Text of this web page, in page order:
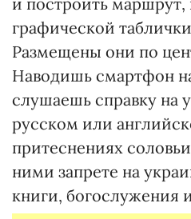
графической
Размещены они по
Наводишь смартфон
слушаешь справку на
русском или
притеснениях
ними запрете на
книги, богослужения